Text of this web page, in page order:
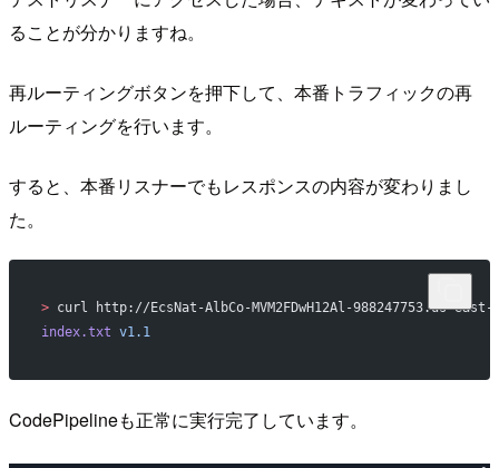
ることが分かりますね。
再ルーティングボタンを押下して、本番トラフィックの再
ルーティングを行います。
すると、本番リスナーでもレスポンスの内容が変わりまし
た。
> curl http://EcsNat-AlbCo-MVM2FDwH12Al-988247753.us-east-
index.txt v1.1
CodePipelineも正常に実行完了しています。